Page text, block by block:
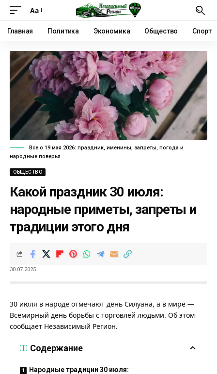
Аа
Главная Политика Экономика Общество Спорт
Все о 19 мая 2026: праздник, именины, запреты, погода и
народные поверья
ОБЩЕСТВО
Какой праздник 30 июля:
народные приметы, запреты и
традиции этого дня
30.07.2025
30 июля в народе отмечают день Силуана, а в мире —
Всемирный день борьбы с торговлей людьми. Об этом
сообщает Независимый Регион.
Содержание
Народные традиции 30 июля: